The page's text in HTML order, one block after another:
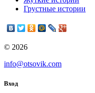
Грустные истории
© 2026
info@otsovik.com
Вход